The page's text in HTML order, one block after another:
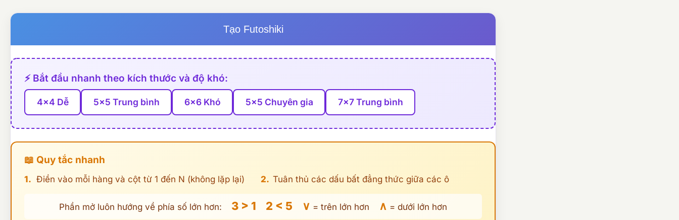
Tạo Futoshiki
⚡ Bắt đầu nhanh theo kích thước và độ khó:
4×4 Dễ 5×5 Trung bình 6×6 Khó 5×5 Chuyên gia 7×7 Trung bình
📖 Quy tắc nhanh
1. Điền vào mỗi hàng và cột từ 1 đến N (không lặp lại) 2. Tuân thủ các dấu bất đẳng thức giữa các ô
Phần mở luôn hướng về phía số lớn hơn: 3 > 1 2 < 5 ∨ = trên lớn hơn ∧ = dưới lớn hơn